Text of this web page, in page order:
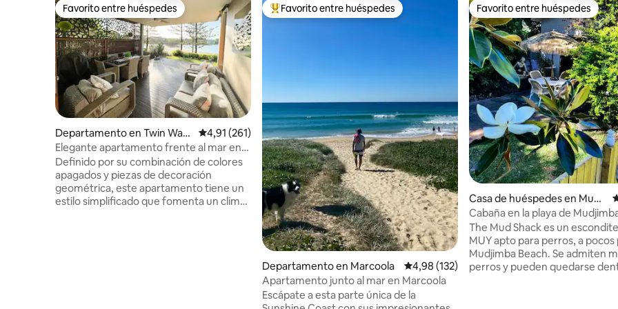
Favorito entre huéspedes
Favorito entre huéspedes
Departamento en Twin Wate
rs
Calificación promedio: 4,91 de 5. 261 evaluaciones
4,91 (261)
Elegante apartamento frente al mar en
Twin Waters
Definido por su combinación de colores
apagados y piezas de decoración
geométrica, este apartamento tiene un
estilo simplificado que fomenta un clima
Favorito entre los huéspedes más destacados
Favorito entre huéspedes
Departamento en Marcoola Calificación promedio: 4,98 de 5. 132
4,98 (132)
Apartamento junto al mar en Marcoola
Escápate a esta parte única de la
Favorito entre huéspedes
Favorito entre huéspedes
Casa de huéspedes en Mudji
mba
Cabaña en la playa de
admiten mascotas, a pie de la
The Mud Shack es un
MUY apto para perros, a pocos
Mudjimba Beach. Se admiten
perros y pueden quedarse